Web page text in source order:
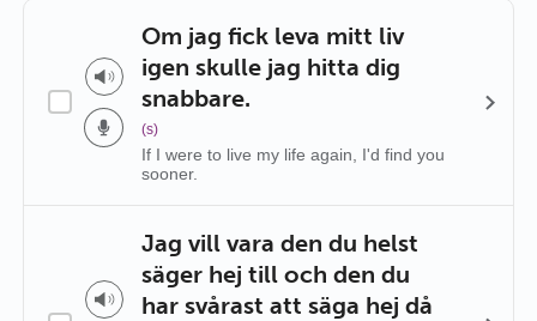
Om jag fick leva mitt liv
igen skulle jag hitta dig
snabbare.
(s)
If I were to live my life again, I'd find you
sooner.
Jag vill vara den du helst
säger hej till och den du
har svårast att säga hej då